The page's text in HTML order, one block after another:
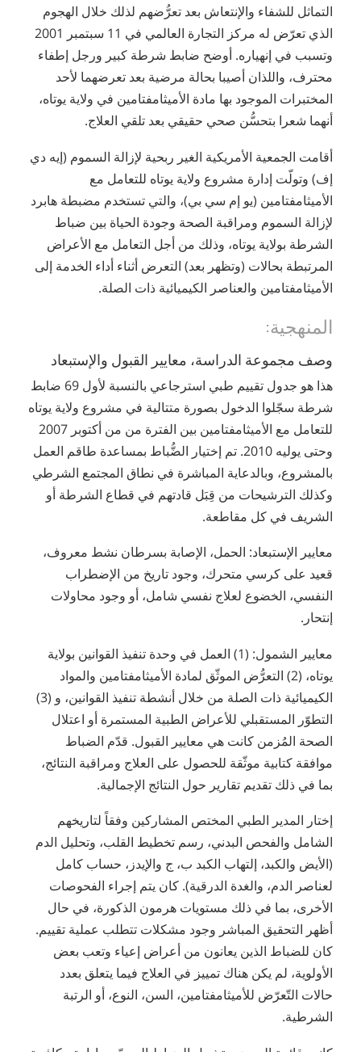
التماثل للشفاء والإنتعاش بعد تعرُّضهم لذلك خلال الهجوم
الذي تعرّض له مركز التجارة العالمي في 11 سبتمبر 2001
وتسبب في إنهياره. أوضح ضابط شرطة كبير ورجل إطفاء
محترف، واللذان أصيبا بحالة مرضية بعد تعرضهما لأحد
المختبرات الموجود بها مادة الأميثامفتامين في ولاية يوتاه،
أنهما شعرا بتحسُّن صحي حقيقي بعد تلقي العلاج.
أقامت الجمعية الأمريكية الغير ربحية لإزالة السموم (إيه دي
إف) وتولّت إدارة مشروع ولاية يوتاه للتعامل مع
الأميثامفتامين (يو إم سي بي)، والتي تستخدم مضبطة هابرد
لإزالة السموم ومراقبة الصحة وجودة الحياة بين ضباط
الشرطة بولاية يوتاه، وذلك من أجل التعامل مع الأعراض
المرتبطة بحالات (وتظهر بعد) التعرض أثناء أداء الخدمة إلى
الأميثامفتامين والعناصر الكيميائية ذات الصلة.
المنهجية:
وصف مجموعة الدراسة، معايير القبول والإستبعاد
هذا هو جدول تقييم طبي استرجاعي بالنسبة لأول 69 ضابط
شرطة سجّلوا الدخول بصورة متتالية في مشروع ولاية يوتاه
للتعامل مع الأميثامفتامين بين الفترة من من أكتوبر 2007
وحتى يوليه 2010. تم إختيار الضُّباط بمساعدة طاقم العمل
بالمشروع، وبالدعاية المباشرة في نطاق المجتمع الشرطي
وكذلك الترشيحات من قِبَل قادتهم في قطاع الشرطة أو
الشريف في كل مقاطعة.
معايير الإستبعاد: الحمل، الإصابة بسرطان نشط معروف،
قعيد على كرسي متحرك، وجود تاريخ من الإضطراب
النفسي، الخضوع لعلاج نفسي شامل، أو وجود محاولات
إنتحار.
معايير الشمول: (1) العمل في وحدة تنفيذ القوانين بولاية
يوتاه، (2) التعرُّض الموثّق لمادة الأميثامفتامين والمواد
الكيميائية ذات الصلة من خلال أنشطة تنفيذ القوانين، و (3)
التطوّر المستقبلي للأعراض الطبية المستمرة أو اعتلال
الصحة المُزمن كانت هي معايير القبول. قدّم الضباط
موافقة كتابية موثّقة للحصول على العلاج ومراقبة النتائج،
بما في ذلك تقديم تقارير حول النتائج الإجمالية.
إختار المدير الطبي المختص المشاركين وفقاً لتاريخهم
الشامل والفحص البدني، رسم تخطيط القلب، وتحليل الدم
(الأيض والكبد، إلتهاب الكبد ب، ج والإيدز، حساب كامل
لعناصر الدم، والغدة الدرقية). كان يتم إجراء الفحوصات
الأخرى، بما في ذلك مستويات هرمون الذكورة، في حال
أظهر التحقيق المباشر وجود مشكلات تتطلب عملية تقييم.
كان للضباط الذين يعانون من أعراض إعياء وتعب بعض
الأولوية، لم يكن هناك تمييز في العلاج فيما يتعلق بعدد
حالات التّعرّض للأميثامفتامين، السن، النوع، أو الرتبة
الشرطية.